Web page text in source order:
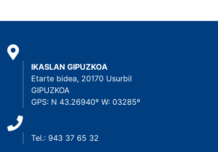
IKASLAN GIPUZKOA
Etarte bidea, 20170 Usurbil
GIPUZKOA
GPS: N 43.26940º W: 03285º
Tel.: 943 37 65 32